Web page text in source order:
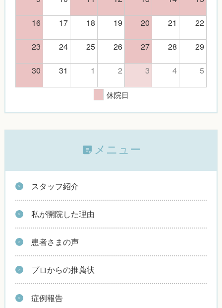
16
17 18 19 20 21
22
23
24 25 26 27 28
29
30
31 1 2 3 4 5
休院日
メニュー
スタッフ紹介
私が開院した理由
患者さまの声
プロからの推薦状
症例報告